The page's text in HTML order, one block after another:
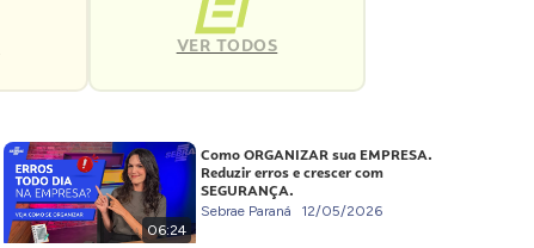
VER TODOS
06:24
Como ORGANIZAR sua EMPRESA.
Reduzir erros e crescer com
SEGURANÇA.
Sebrae Paraná 12/05/2026